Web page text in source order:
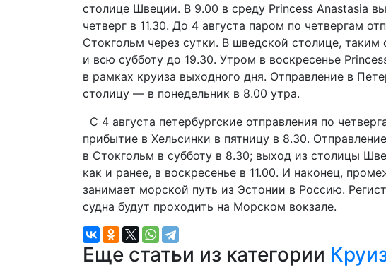
столице Швеции. В 9.00 в среду Princess Anastasia
четверг в 11.30. До 4 августа паром по четвергам
Стокгольм через сутки. В шведской столице,
и всю субботу до 19.30. Утром в воскресенье
в рамках круиза выходного дня. Отправление в
столицу — в понедельник в 8.00 утра.
С 4 августа петербургские отправления по
прибытие в Хельсинки в пятницу в 8.30.
в Стокгольм в субботу в 8.30; выход из столицы
как и ранее, в воскресенье в 11.00. И наконец,
занимает морской путь из Эстонии в Россию.
судна будут проходить на Морском вокзале.
Еще статьи из категории